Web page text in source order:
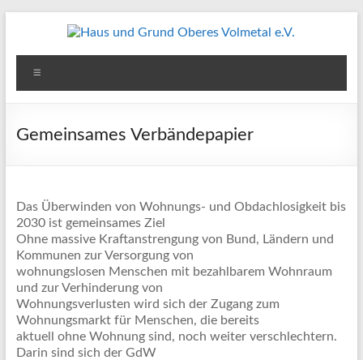
Haus
und
Grund
e.V.
Gemeinsames Verbändepapier
Das Überwinden von Wohnungs- und Obdachlosigkeit bis
2030 ist gemeinsames Ziel
Ohne massive Kraftanstrengung von Bund, Ländern und
Kommunen zur Versorgung von
wohnungslosen Menschen mit bezahlbarem Wohnraum
und zur Verhinderung von
Wohnungsverlusten wird sich der Zugang zum
Wohnungsmarkt für Menschen, die bereits
aktuell ohne Wohnung sind, noch weiter verschlechtern.
Darin sind sich der GdW